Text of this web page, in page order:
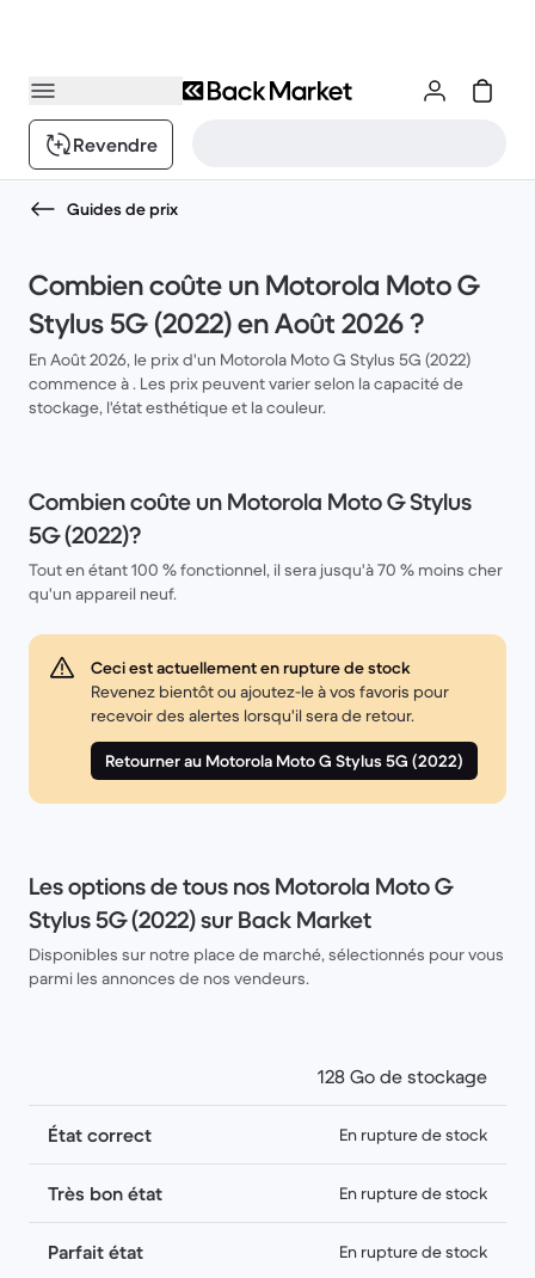
Revendre
Guides de prix
Combien coûte un Motorola Moto G
Stylus 5G (2022) en Août 2026 ?
En Août 2026, le prix d'un Motorola Moto G Stylus 5G (2022)
commence à . Les prix peuvent varier selon la capacité de
stockage, l'état esthétique et la couleur.
Combien coûte un Motorola Moto G Stylus
5G (2022)?
Tout en étant 100 % fonctionnel, il sera jusqu'à 70 % moins cher
qu'un appareil neuf.
Ceci est actuellement en rupture de stock
Revenez bientôt ou ajoutez-le à vos favoris pour
recevoir des alertes lorsqu'il sera de retour.
Retourner au Motorola Moto G Stylus 5G (2022)
Les options de tous nos Motorola Moto G
Stylus 5G (2022) sur Back Market
Disponibles sur notre place de marché, sélectionnés pour vous
parmi les annonces de nos vendeurs.
128 Go de stockage
État correct En rupture de stock
Très bon état En rupture de stock
Parfait état En rupture de stock